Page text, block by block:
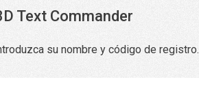
Text Commander
su nombre y código de registro.